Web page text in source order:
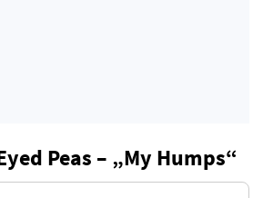
Peas – „My Humps“